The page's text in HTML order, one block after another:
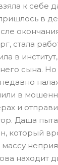
к себе
в
стала
в
сына.
в
и
Даша
который
массу
находит